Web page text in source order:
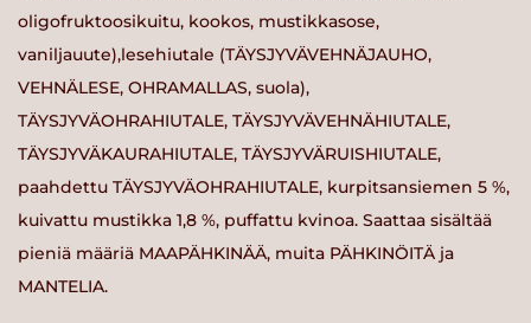
oligofruktoosikuitu, kookos, mustikkasose,
vaniljauute),lesehiutale (TÄYSJYVÄVEHNÄJAUHO,
VEHNÄLESE, OHRAMALLAS, suola),
TÄYSJYVÄOHRAHIUTALE, TÄYSJYVÄVEHNÄHIUTALE,
TÄYSJYVÄKAURAHIUTALE, TÄYSJYVÄRUISHIUTALE,
paahdettu TÄYSJYVÄOHRAHIUTALE, kurpitsansiemen 5 %,
kuivattu mustikka 1,8 %, puffattu kvinoa. Saattaa sisältää
pieniä määriä MAAPÄHKINÄÄ, muita PÄHKINÖITÄ ja
MANTELIA.